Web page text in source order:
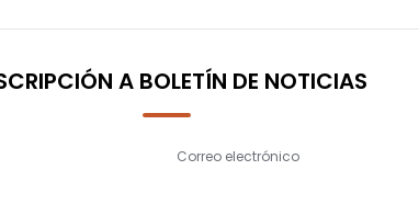
A BOLETÍN DE NOTICIAS
Correo electrónico